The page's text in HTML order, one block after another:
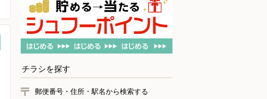
チラシを探す
郵便番号・住所・駅名から検索する